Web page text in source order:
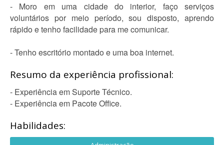
- Moro em uma cidade do interior, faço serviços
voluntários por meio período, sou disposto, aprendo
rápido e tenho facilidade para me comunicar.
- Tenho escritório montado e uma boa internet.
Resumo da experiência profissional:
- Experiência em Suporte Técnico.
- Experiência em Pacote Office.
Habilidades: